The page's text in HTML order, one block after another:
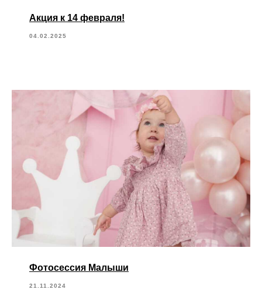
Акция к 14 февраля!
04.02.2025
Фотосессия Малыши
21.11.2024